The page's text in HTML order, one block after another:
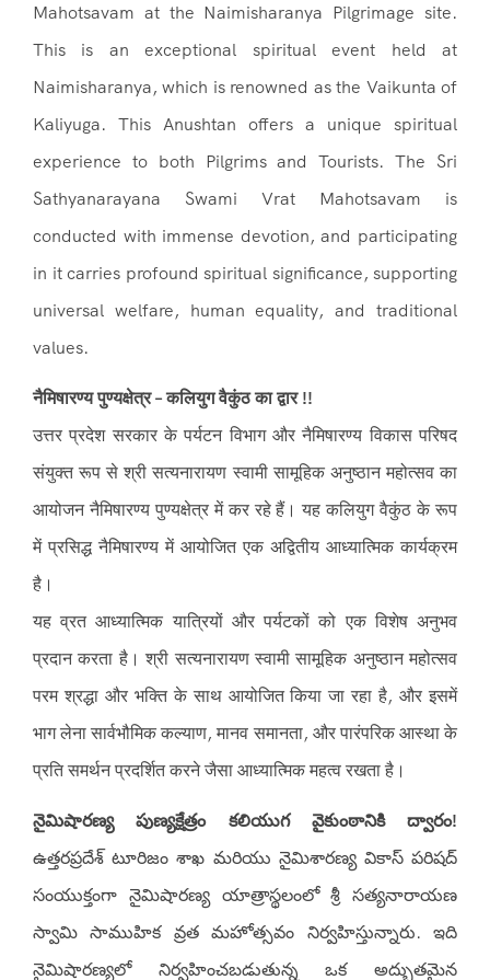
Mahotsavam at the Naimisharanya Pilgrimage site.
This is an exceptional spiritual event held at
Naimisharanya, which is renowned as the Vaikunta of
Kaliyuga. This Anushtan offers a unique spiritual
experience to both Pilgrims and Tourists. The Sri
Sathyanarayana Swami Vrat Mahotsavam is
conducted with immense devotion, and participating
in it carries profound spiritual significance, supporting
universal welfare, human equality, and traditional
values.
नैमिषारण्य पुण्यक्षेत्र – कलियुग वैकुंठ का द्वार !!
उत्तर प्रदेश सरकार के पर्यटन विभाग और नैमिषारण्य विकास परिषद
संयुक्त रूप से श्री सत्यनारायण स्वामी सामूहिक अनुष्ठान महोत्सव का
आयोजन नैमिषारण्य पुण्यक्षेत्र में कर रहे हैं। यह कलियुग वैकुंठ के रूप
में प्रसिद्ध नैमिषारण्य में आयोजित एक अद्वितीय आध्यात्मिक कार्यक्रम
है।
यह व्रत आध्यात्मिक यात्रियों और पर्यटकों को एक विशेष अनुभव
प्रदान करता है। श्री सत्यनारायण स्वामी सामूहिक अनुष्ठान महोत्सव
परम श्रद्धा और भक्ति के साथ आयोजित किया जा रहा है, और इसमें
भाग लेना सार्वभौमिक कल्याण, मानव समानता, और पारंपरिक आस्था के
प्रति समर्थन प्रदर्शित करने जैसा आध्यात्मिक महत्व रखता है।
నైమిషారణ్య పుణ్యక్షేత్రం కలియుగ వైకుంఠానికి ద్వారం!
ఉత్తరప్రదేశ్ టూరిజం శాఖ మరియు నైమిశారణ్య వికాస్ పరిషద్
సంయుక్తంగా నైమిషారణ్య యాత్రాస్థలంలో శ్రీ సత్యనారాయణ
స్వామి సాముహిక వ్రత మహోత్సవం నిర్వహిస్తున్నారు. ఇది
నైమిషారణ్యలో నిర్వహించబడుతున్న ఒక అద్భుతమైన